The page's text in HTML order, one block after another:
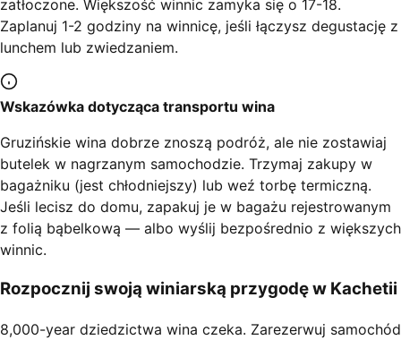
zatłoczone. Większość winnic zamyka się o 17-18.
Zaplanuj 1-2 godziny na winnicę, jeśli łączysz degustację z
lunchem lub zwiedzaniem.
Wskazówka dotycząca transportu wina
Gruzińskie wina dobrze znoszą podróż, ale nie zostawiaj
butelek w nagrzanym samochodzie. Trzymaj zakupy w
bagażniku (jest chłodniejszy) lub weź torbę termiczną.
Jeśli lecisz do domu, zapakuj je w bagażu rejestrowanym
z folią bąbelkową — albo wyślij bezpośrednio z większych
winnic.
Rozpocznij swoją winiarską przygodę w Kachetii
8,000-year dziedzictwa wina czeka. Zarezerwuj samochód